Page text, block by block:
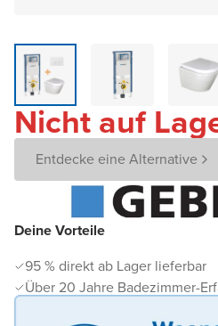
Deine Vorteile
95 % direkt ab Lager lieferbar
Über 20 Jahre Badezimmer-
Nicht auf
Entdecke eine Alternative